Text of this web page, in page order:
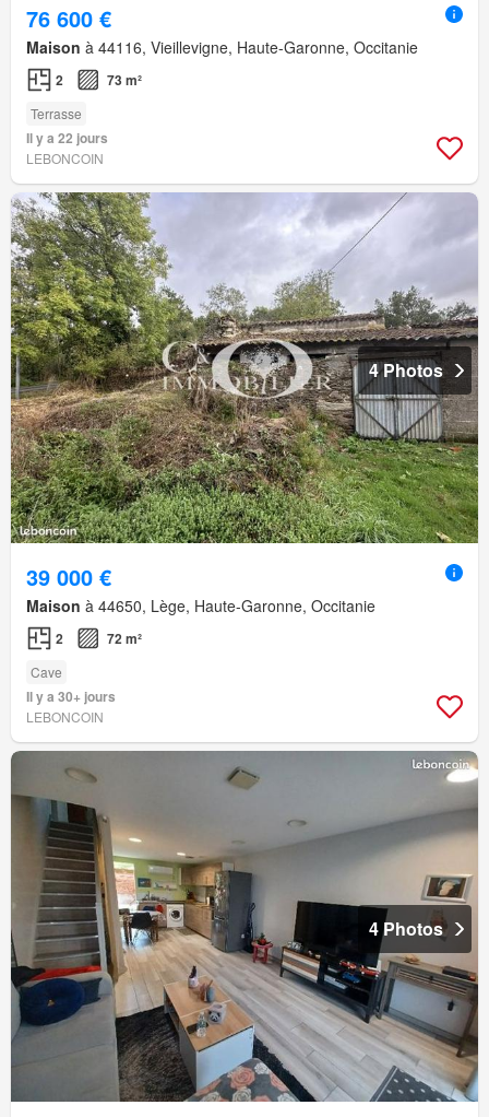
76 600 €
Maison à 44116, Vieillevigne, Haute-Garonne, Occitanie
2 73 m²
Terrasse
Il y a 22 jours
LEBONCOIN
4 Photos
39 000 €
Maison à 44650, Lège, Haute-Garonne, Occitanie
2 72 m²
Cave
Il y a 30+ jours
LEBONCOIN
4 Photos